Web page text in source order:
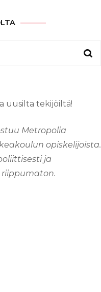
uusilta tekijöiltä!
Metropolia
opiskelijoista.
ja
riippumaton.